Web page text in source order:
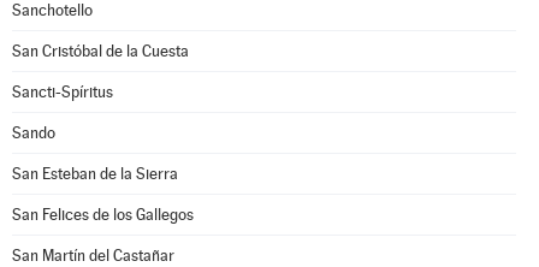
Sanchotello
San Cristóbal de la Cuesta
Sancti-Spíritus
Sando
San Esteban de la Sierra
San Felices de los Gallegos
San Martín del Castañar